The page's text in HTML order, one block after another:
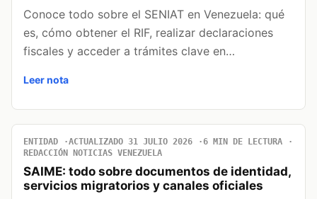
Conoce todo sobre el SENIAT en Venezuela: qué
es, cómo obtener el RIF, realizar declaraciones
fiscales y acceder a trámites clave en…
Leer nota
ENTIDAD ACTUALIZADO 31 JULIO 2026
6 MIN DE LECTURA
REDACCIÓN NOTICIAS VENEZUELA
SAIME: todo sobre documentos de identidad,
servicios migratorios y canales oficiales